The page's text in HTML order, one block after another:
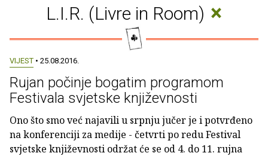
L.I.R. (Livre in Room) ×
VIJEST • 25.08.2016.
Rujan počinje bogatim programom
Festivala svjetske književnosti
Ono što smo već najavili u srpnju jučer je i potvrđeno
na konferenciji za medije - četvrti po redu Festival
svjetske književnosti održat će se od 4. do 11. rujna